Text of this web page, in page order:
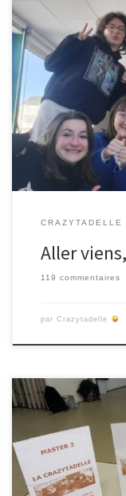
Dans un mois, notre
s’envolera pour
fantômes se
invisibles.
13h30 au Square
RESIST’HANTE ! On
CRAZYTADELLE
Aller
119 commentaires
par Crazytadelle
Dans le cadre de la
étudiant·es du
Licence Pro – se
médiation